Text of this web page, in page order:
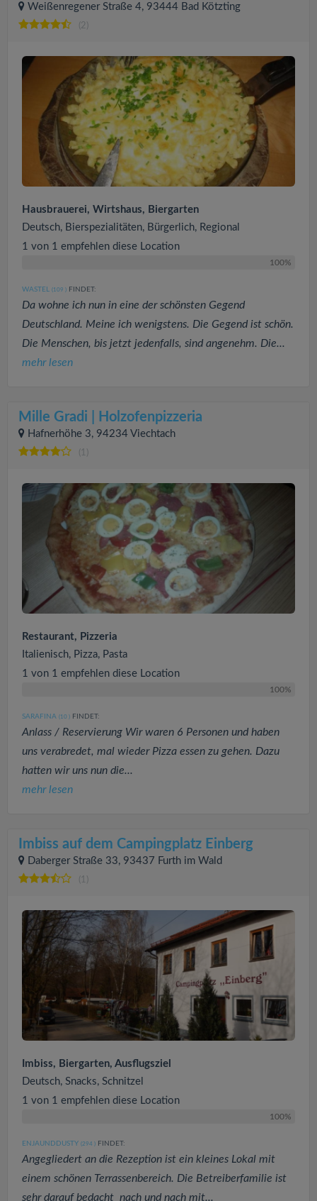
Weißenregener Straße 4, 93444 Bad Kötzting
(2)
Hausbrauerei, Wirtshaus, Biergarten
Deutsch, Bierspezialitäten, Bürgerlich, Regional
1 von 1 empfehlen diese Location
100%
WASTEL (109 ) FINDET:
Da wohne ich nun in eine der schönsten Gegend
Deutschland. Meine ich wenigstens. Die Gegend ist schön.
Die Menschen, bis jetzt jedenfalls, sind angenehm. Die...
mehr lesen
Mille Gradi | Holzofenpizzeria
Hafnerhöhe 3, 94234 Viechtach
(1)
Restaurant, Pizzeria
Italienisch, Pizza, Pasta
1 von 1 empfehlen diese Location
100%
SARAFINA (10 ) FINDET:
Anlass / Reservierung Wir waren 6 Personen und haben
uns verabredet, mal wieder Pizza essen zu gehen. Dazu
hatten wir uns nun die...
mehr lesen
Imbiss auf dem Campingplatz Einberg
Daberger Straße 33, 93437 Furth im Wald
(1)
Imbiss, Biergarten, Ausflugsziel
Deutsch, Snacks, Schnitzel
1 von 1 empfehlen diese Location
100%
ENJAUNDDUSTY (294 ) FINDET:
Angegliedert an die Rezeption ist ein kleines Lokal mit
einem schönen Terrassenbereich. Die Betreiberfamilie ist
sehr darauf bedacht nach und nach mit...